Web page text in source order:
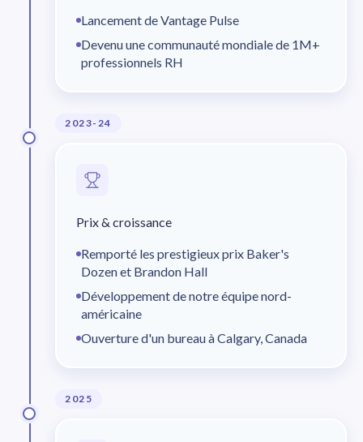
Lancement de Vantage Pulse
Devenu une communauté mondiale de 1M+
professionnels RH
2023-24
Prix & croissance
Remporté les prestigieux prix Baker's
Dozen et Brandon Hall
Développement de notre équipe nord-
américaine
Ouverture d'un bureau à Calgary, Canada
2025